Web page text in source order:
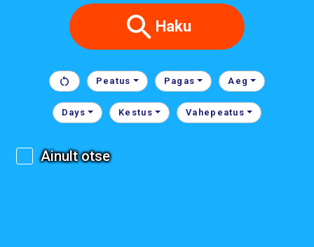
Haku
Peatus Pagas Aeg
Days Kestus Vahepeatus
Ainult otse